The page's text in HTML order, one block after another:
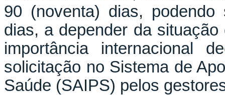
90 (noventa) dias,
dias, a depender da
importância internacional
solicitação no Sistema de
Saúde (SAIPS) pelos